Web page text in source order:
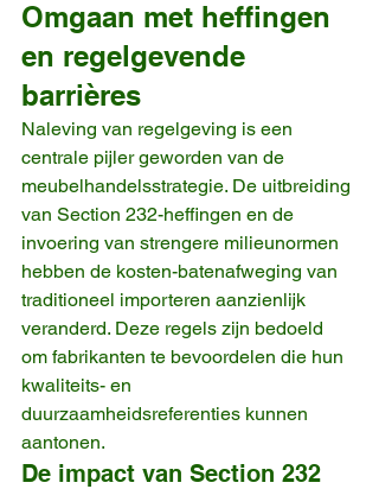
Omgaan met heffingen
en regelgevende
barrières
Naleving van regelgeving is een
centrale pijler geworden van de
meubelhandelsstrategie. De uitbreiding
van Section 232-heffingen en de
invoering van strengere milieunormen
hebben de kosten-batenafweging van
traditioneel importeren aanzienlijk
veranderd. Deze regels zijn bedoeld
om fabrikanten te bevoordelen die hun
kwaliteits- en
duurzaamheidsreferenties kunnen
aantonen.
De impact van Section 232